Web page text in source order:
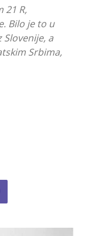
21 R,
Bilo je to u
Slovenije, a
Srbima,